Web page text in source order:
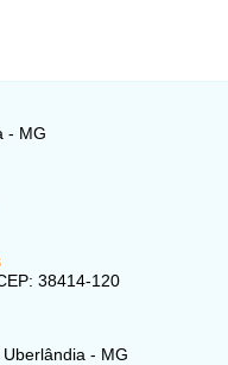
- MG
38414-120
- MG